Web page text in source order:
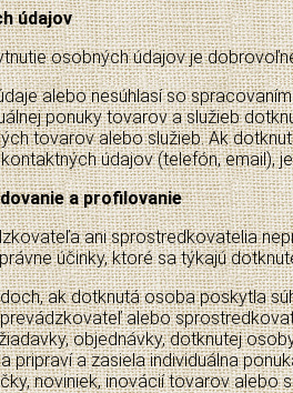
údajov
osobných údajov je
alebo nesúhlasí so
ponuky tovarov a služieb
tovarov alebo služieb. Ak
údajov (telefón, email),
a profilovanie
ani sprostredkovatelia
účinky, ktoré sa týkajú
ak dotknutá osoba poskytla
alebo
objednávky, dotknutej
pripraví a zasiela individuálna
noviniek, inovácií tovarov